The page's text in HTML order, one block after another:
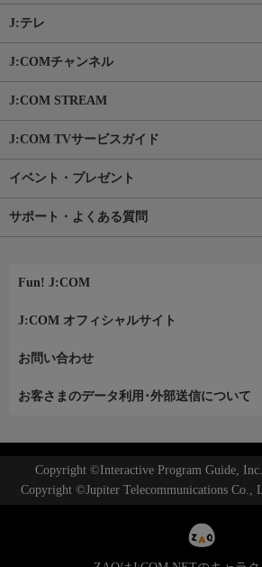
J:テレ
J:COMチャンネル
J:COM STREAM
J:COM TVサービスガイド
イベント・プレゼント
サポート・よくある質問
Fun! J:COM
J:COM オフィシャルサイト
お問い合わせ
お客さまのデータ利用･外部送信について
Copyright ©Interactive Program Guide,
Copyright ©Jupiter Telecommunications Co.,